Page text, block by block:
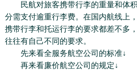
民航对旅客携带行李的重量和体积
分需支付逾重行李费。在国内航线上
携带行李和托运行李的要求都差不多
往往有自己不同的要求。
先来看全服务航空公司的标准↓
再来看廉价航空公司的规定↓